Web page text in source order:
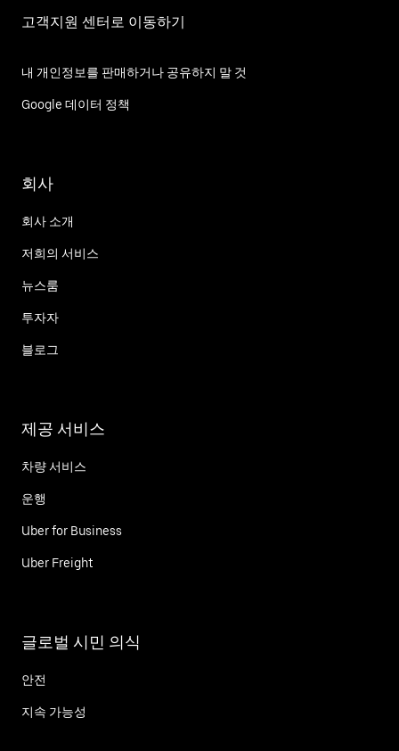
고객지원 센터로 이동하기
내 개인정보를 판매하거나 공유하지 말 것
Google 데이터 정책
회사
회사 소개
저희의 서비스
뉴스룸
투자자
블로그
제공 서비스
차량 서비스
운행
Uber for Business
Uber Freight
글로벌 시민 의식
안전
지속 가능성